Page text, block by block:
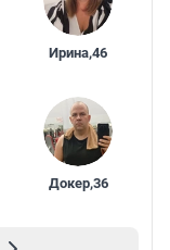
Ирина,46
Докер,36